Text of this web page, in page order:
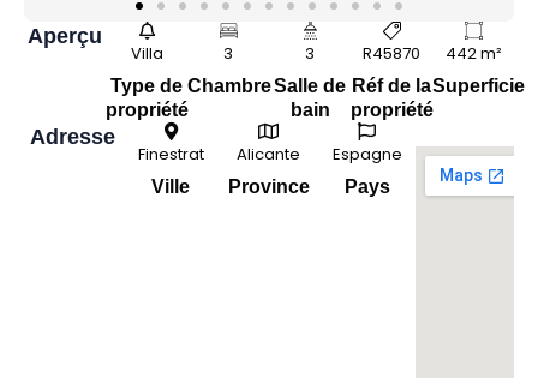
Aperçu
Villa
Type de
propriété
3
Chambre
3
Salle de
bain
R45870
Réf de la
propriété
442 m²
Superficie
Adresse
Finestrat
Ville
Alicante
Province
Espagne
Pays